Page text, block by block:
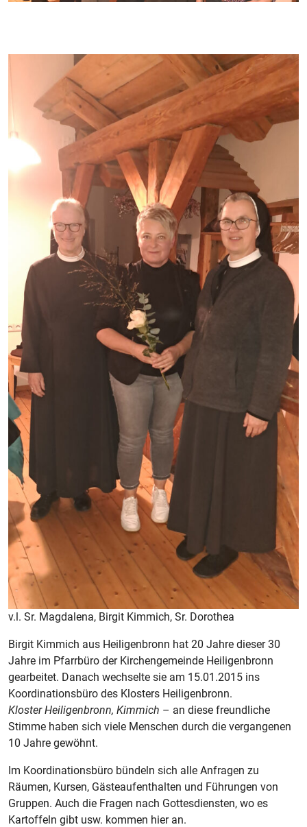
v.l. Sr. Magdalena, Birgit Kimmich, Sr. Dorothea
Birgit Kimmich aus Heiligenbronn hat 20 Jahre dieser 30
Jahre im Pfarrbüro der Kirchengemeinde Heiligenbronn
gearbeitet. Danach wechselte sie am 15.01.2015 ins
Koordinationsbüro des Klosters Heiligenbronn.
Kloster Heiligenbronn, Kimmich – an diese freundliche
Stimme haben sich viele Menschen durch die vergangenen
10 Jahre gewöhnt.
Im Koordinationsbüro bündeln sich alle Anfragen zu
Räumen, Kursen, Gästeaufenthalten und Führungen von
Gruppen. Auch die Fragen nach Gottesdiensten, wo es
Kartoffeln gibt usw. kommen hier an.